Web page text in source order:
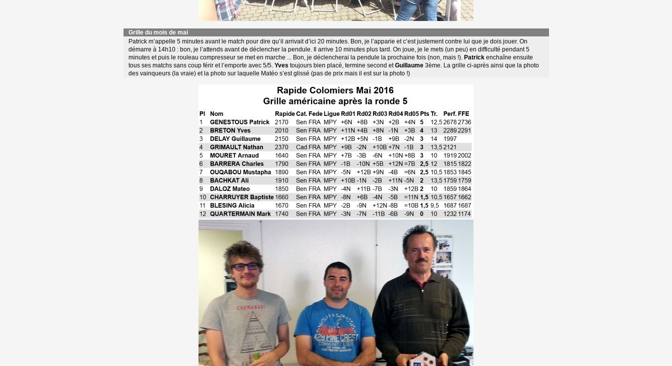
Grille du mois de mai
Patrick m’appelle 5 minutes avant le match pour dire qu’il arrivait d’ici 20 minutes. Bon, je l’apparie et c’est justement contre lui que je dois jouer. On
démarre à 14h10 : bon, je l’attends avant de déclencher la pendule. Il arrive 10 minutes plus tard. On joue, je le mets (un peu) en difficulté pendant 5
minutes et puis le rouleau compresseur se met en marche ... Bon, je déclencherai la pendule la prochaine fois (non, mais !). Patrickenchaîne ensuite
tous ses matchs sans coup férir et l’emporte avec 5/5. Yves toujours bien placé, termine second et Guillaume3ème. La grille ci-après ainsi que la photo
des vainqueurs (la vraie) et la photo sur laquelle Matéo s’est glissé (pas de prix mais il est sur la photo !)